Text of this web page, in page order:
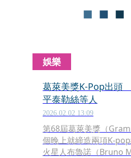
計師坐鎮，將北流表演
的沉浸式「漫威劇場」
娛樂
葛萊美獎K-Pop出頭
平泰勒絲等人
2026.02.02 13:09
第68屆葛萊美獎（
個晚上就締造兩項K-
火星人布魯諾（Bruno